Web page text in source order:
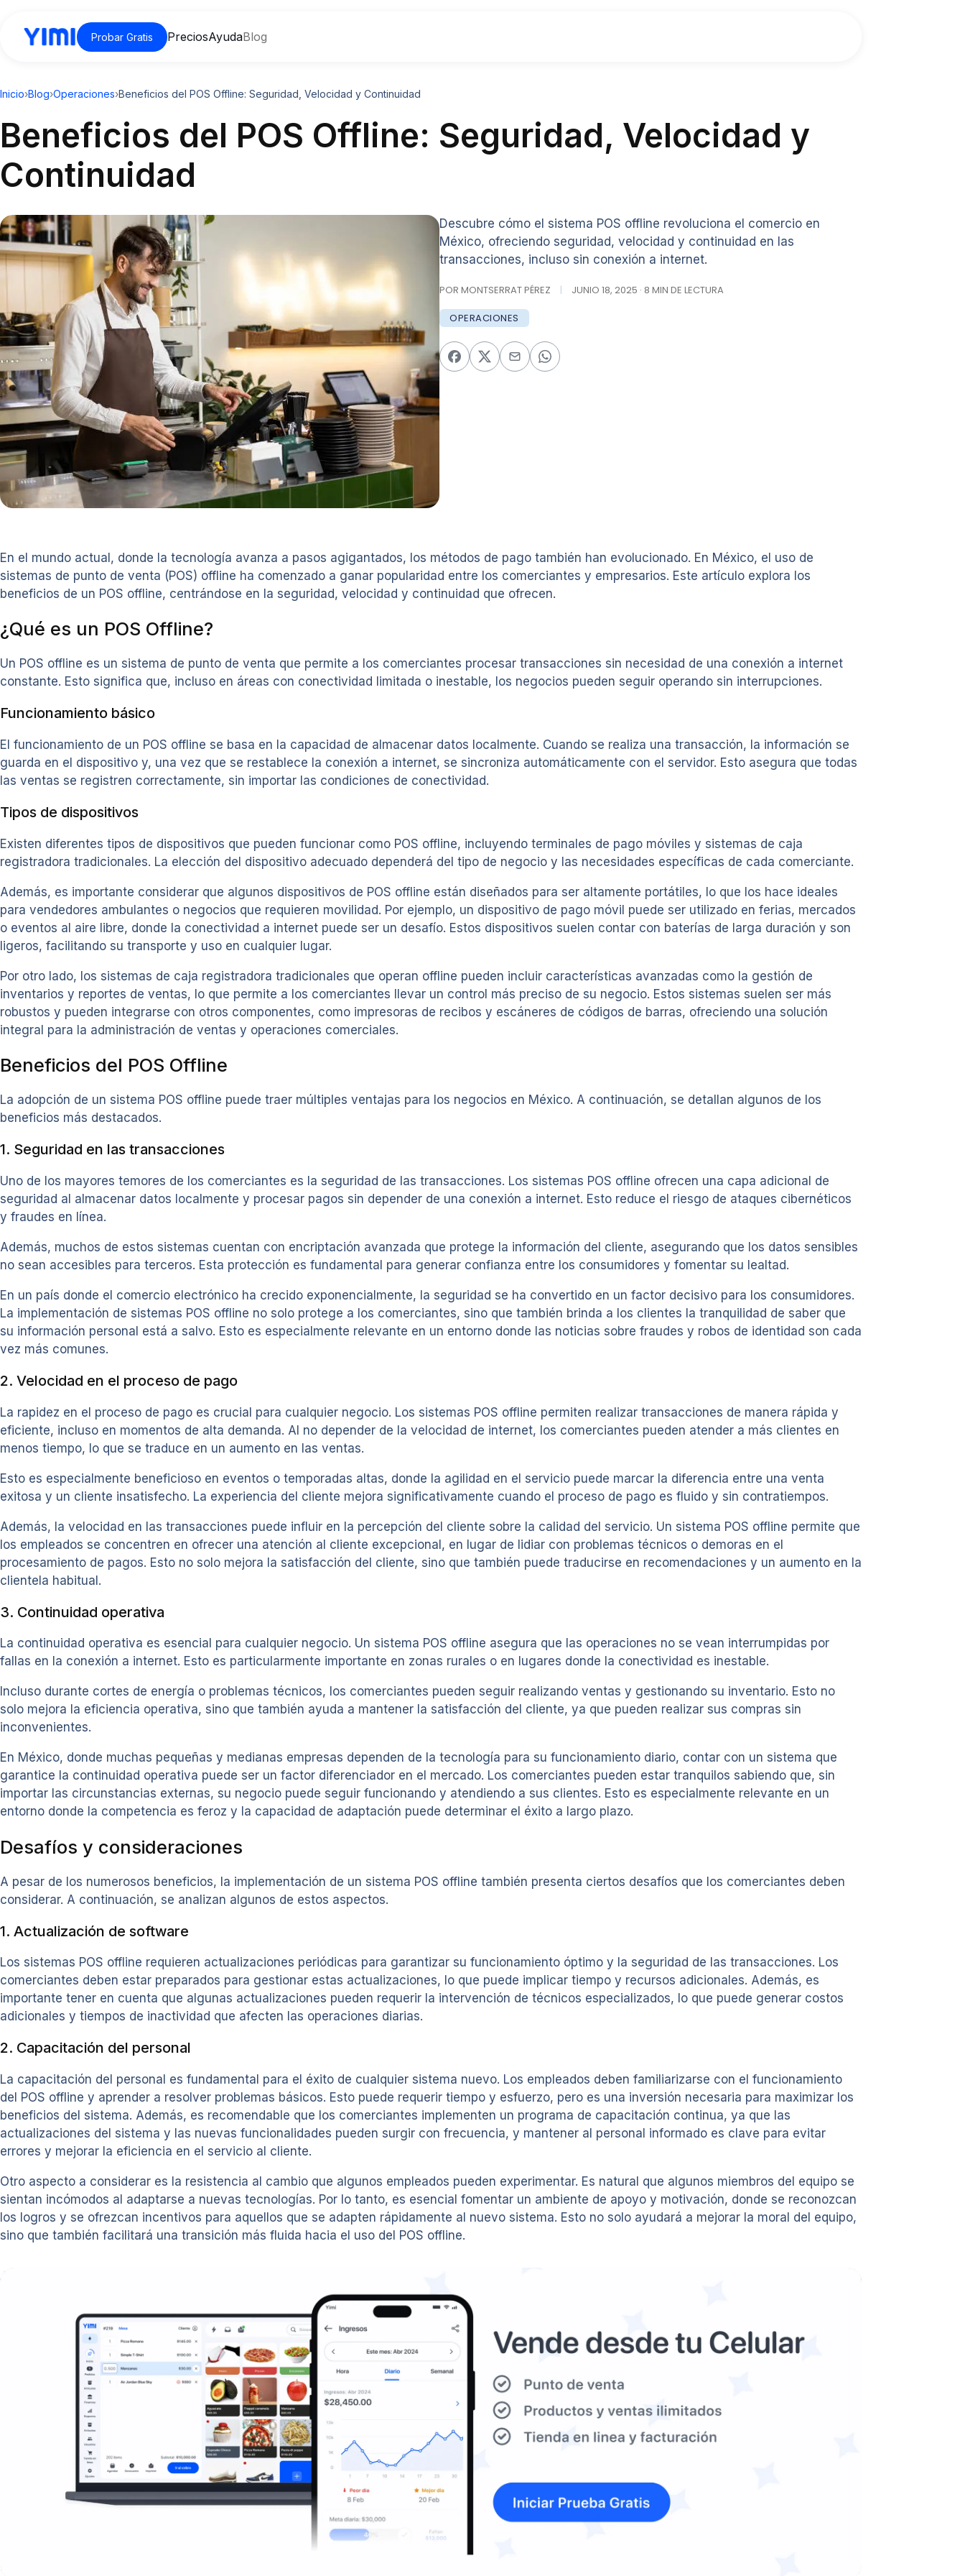
Probar Gratis PreciosAyudaBlog
Inicio›Blog›Operaciones›Beneficios del POS Offline: Seguridad, Velocidad y Continuidad
Beneficios del POS Offline: Seguridad, Velocidad y
Continuidad
Descubre cómo el sistema POS offline revoluciona el comercio en
México, ofreciendo seguridad, velocidad y continuidad en las
transacciones, incluso sin conexión a internet.
POR MONTSERRAT PÉREZ | JUNIO 18, 2025 · 8 MIN DE LECTURA
OPERACIONES
En el mundo actual, donde la tecnología avanza a pasos agigantados, los métodos de pago también han evolucionado. En México, el uso de
sistemas de punto de venta (POS) offline ha comenzado a ganar popularidad entre los comerciantes y empresarios. Este artículo explora los
beneficios de un POS offline, centrándose en la seguridad, velocidad y continuidad que ofrecen.
¿Qué es un POS Offline?
Un POS offline es un sistema de punto de venta que permite a los comerciantes procesar transacciones sin necesidad de una conexión a internet
constante. Esto significa que, incluso en áreas con conectividad limitada o inestable, los negocios pueden seguir operando sin interrupciones.
Funcionamiento básico
El funcionamiento de un POS offline se basa en la capacidad de almacenar datos localmente. Cuando se realiza una transacción, la información se
guarda en el dispositivo y, una vez que se restablece la conexión a internet, se sincroniza automáticamente con el servidor. Esto asegura que todas
las ventas se registren correctamente, sin importar las condiciones de conectividad.
Tipos de dispositivos
Existen diferentes tipos de dispositivos que pueden funcionar como POS offline, incluyendo terminales de pago móviles y sistemas de caja
registradora tradicionales. La elección del dispositivo adecuado dependerá del tipo de negocio y las necesidades específicas de cada comerciante.
Además, es importante considerar que algunos dispositivos de POS offline están diseñados para ser altamente portátiles, lo que los hace ideales
para vendedores ambulantes o negocios que requieren movilidad. Por ejemplo, un dispositivo de pago móvil puede ser utilizado en ferias, mercados
o eventos al aire libre, donde la conectividad a internet puede ser un desafío. Estos dispositivos suelen contar con baterías de larga duración y son
ligeros, facilitando su transporte y uso en cualquier lugar.
Por otro lado, los sistemas de caja registradora tradicionales que operan offline pueden incluir características avanzadas como la gestión de
inventarios y reportes de ventas, lo que permite a los comerciantes llevar un control más preciso de su negocio. Estos sistemas suelen ser más
robustos y pueden integrarse con otros componentes, como impresoras de recibos y escáneres de códigos de barras, ofreciendo una solución
integral para la administración de ventas y operaciones comerciales.
Beneficios del POS Offline
La adopción de un sistema POS offline puede traer múltiples ventajas para los negocios en México. A continuación, se detallan algunos de los
beneficios más destacados.
1. Seguridad en las transacciones
Uno de los mayores temores de los comerciantes es la seguridad de las transacciones. Los sistemas POS offline ofrecen una capa adicional de
seguridad al almacenar datos localmente y procesar pagos sin depender de una conexión a internet. Esto reduce el riesgo de ataques cibernéticos
y fraudes en línea.
Además, muchos de estos sistemas cuentan con encriptación avanzada que protege la información del cliente, asegurando que los datos sensibles
no sean accesibles para terceros. Esta protección es fundamental para generar confianza entre los consumidores y fomentar su lealtad.
En un país donde el comercio electrónico ha crecido exponencialmente, la seguridad se ha convertido en un factor decisivo para los consumidores.
La implementación de sistemas POS offline no solo protege a los comerciantes, sino que también brinda a los clientes la tranquilidad de saber que
su información personal está a salvo. Esto es especialmente relevante en un entorno donde las noticias sobre fraudes y robos de identidad son cada
vez más comunes.
2. Velocidad en el proceso de pago
La rapidez en el proceso de pago es crucial para cualquier negocio. Los sistemas POS offline permiten realizar transacciones de manera rápida y
eficiente, incluso en momentos de alta demanda. Al no depender de la velocidad de internet, los comerciantes pueden atender a más clientes en
menos tiempo, lo que se traduce en un aumento en las ventas.
Esto es especialmente beneficioso en eventos o temporadas altas, donde la agilidad en el servicio puede marcar la diferencia entre una venta
exitosa y un cliente insatisfecho. La experiencia del cliente mejora significativamente cuando el proceso de pago es fluido y sin contratiempos.
Además, la velocidad en las transacciones puede influir en la percepción del cliente sobre la calidad del servicio. Un sistema POS offline permite que
los empleados se concentren en ofrecer una atención al cliente excepcional, en lugar de lidiar con problemas técnicos o demoras en el
procesamiento de pagos. Esto no solo mejora la satisfacción del cliente, sino que también puede traducirse en recomendaciones y un aumento en la
clientela habitual.
3. Continuidad operativa
La continuidad operativa es esencial para cualquier negocio. Un sistema POS offline asegura que las operaciones no se vean interrumpidas por
fallas en la conexión a internet. Esto es particularmente importante en zonas rurales o en lugares donde la conectividad es inestable.
Incluso durante cortes de energía o problemas técnicos, los comerciantes pueden seguir realizando ventas y gestionando su inventario. Esto no
solo mejora la eficiencia operativa, sino que también ayuda a mantener la satisfacción del cliente, ya que pueden realizar sus compras sin
inconvenientes.
En México, donde muchas pequeñas y medianas empresas dependen de la tecnología para su funcionamiento diario, contar con un sistema que
garantice la continuidad operativa puede ser un factor diferenciador en el mercado. Los comerciantes pueden estar tranquilos sabiendo que, sin
importar las circunstancias externas, su negocio puede seguir funcionando y atendiendo a sus clientes. Esto es especialmente relevante en un
entorno donde la competencia es feroz y la capacidad de adaptación puede determinar el éxito a largo plazo.
Desafíos y consideraciones
A pesar de los numerosos beneficios, la implementación de un sistema POS offline también presenta ciertos desafíos que los comerciantes deben
considerar. A continuación, se analizan algunos de estos aspectos.
1. Actualización de software
Los sistemas POS offline requieren actualizaciones periódicas para garantizar su funcionamiento óptimo y la seguridad de las transacciones. Los
comerciantes deben estar preparados para gestionar estas actualizaciones, lo que puede implicar tiempo y recursos adicionales. Además, es
importante tener en cuenta que algunas actualizaciones pueden requerir la intervención de técnicos especializados, lo que puede generar costos
adicionales y tiempos de inactividad que afecten las operaciones diarias.
2. Capacitación del personal
La capacitación del personal es fundamental para el éxito de cualquier sistema nuevo. Los empleados deben familiarizarse con el funcionamiento
del POS offline y aprender a resolver problemas básicos. Esto puede requerir tiempo y esfuerzo, pero es una inversión necesaria para maximizar los
beneficios del sistema. Además, es recomendable que los comerciantes implementen un programa de capacitación continua, ya que las
actualizaciones del sistema y las nuevas funcionalidades pueden surgir con frecuencia, y mantener al personal informado es clave para evitar
errores y mejorar la eficiencia en el servicio al cliente.
Otro aspecto a considerar es la resistencia al cambio que algunos empleados pueden experimentar. Es natural que algunos miembros del equipo se
sientan incómodos al adaptarse a nuevas tecnologías. Por lo tanto, es esencial fomentar un ambiente de apoyo y motivación, donde se reconozcan
los logros y se ofrezcan incentivos para aquellos que se adapten rápidamente al nuevo sistema. Esto no solo ayudará a mejorar la moral del equipo,
sino que también facilitará una transición más fluida hacia el uso del POS offline.